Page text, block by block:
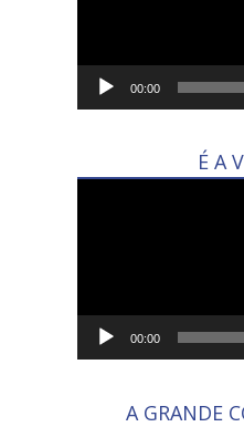
00:00
É A
00:00
A GRANDE